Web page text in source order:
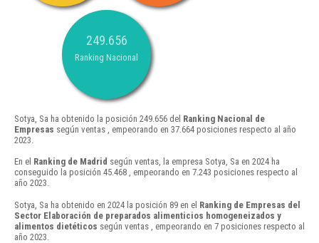
249.656
Ranking Nacional
Sotya, Sa ha obtenido la posición 249.656 del Ranking Nacional de
Empresas según ventas , empeorando en 37.664 posiciones respecto al año
2023.
En el Ranking de Madrid según ventas, la empresa Sotya, Sa en 2024 ha
conseguido la posición 45.468 , empeorando en 7.243 posiciones respecto al
año 2023.
Sotya, Sa ha obtenido en 2024 la posición 89 en el Ranking de Empresas del
Sector Elaboración de preparados alimenticios homogeneizados y
alimentos dietéticos según ventas , empeorando en 7 posiciones respecto al
año 2023.